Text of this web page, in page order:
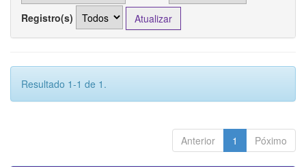
Registro(s)
Resultado 1-1 de 1.
Anterior 1 Póximo